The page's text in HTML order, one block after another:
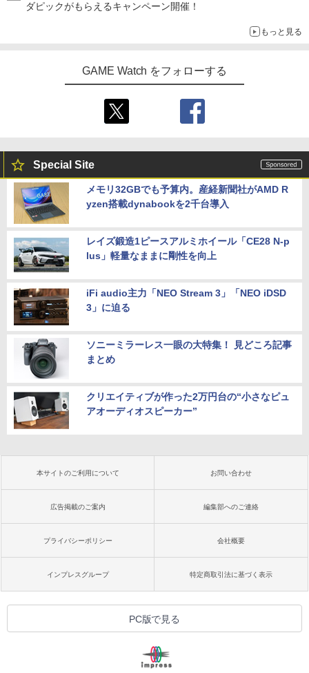
ダピックがもらえるキャンペーン開催！
もっと見る
GAME Watch をフォローする
Special Site
メモリ32GBでも予算内。産経新聞社がAMD R
yzen搭載dynabookを2千台導入
レイズ鍛造1ピースアルミホイール「CE28 N-p
lus」軽量なままに剛性を向上
iFi audio主力「NEO Stream 3」「NEO iDSD
3」に迫る
ソニーミラーレス一眼の大特集！ 見どころ記事
まとめ
クリエイティブが作った2万円台の“小さなピュ
アオーディオスピーカー”
本サイトのご利用について お問い合わせ
広告掲載のご案内 編集部へのご連絡
プライバシーポリシー 会社概要
インプレスグループ 特定商取引法に基づく表示
PC版で見る